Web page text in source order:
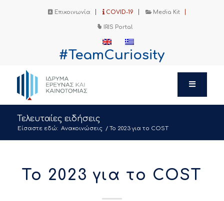
Επικοινωνία COVID-19 Media Kit
IRIS Portal
#TeamCuriosity
Τελευταίες ειδήσεις
Είσαστε εδώ: Ανακοινώσεις / Το 2023 για το COST
Το 2023 για το COST